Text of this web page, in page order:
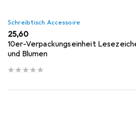
Schreibtisch Accessoire
EUR
25,60
10er-Verpackungseinheit
und Blumen